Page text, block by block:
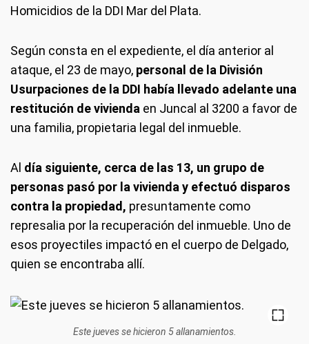
Homicidios de la DDI Mar del Plata.
Según consta en el expediente, el día anterior al
ataque, el 23 de mayo, personal de la División
Usurpaciones de la DDI había llevado adelante una
restitución de vivienda en Juncal al 3200 a favor de
una familia, propietaria legal del inmueble.
Al día siguiente, cerca de las 13, un grupo de
personas pasó por la vivienda y efectuó disparos
contra la propiedad, presuntamente como
represalia por la recuperación del inmueble. Uno de
esos proyectiles impactó en el cuerpo de Delgado,
quien se encontraba allí.
Este jueves se hicieron 5 allanamientos.